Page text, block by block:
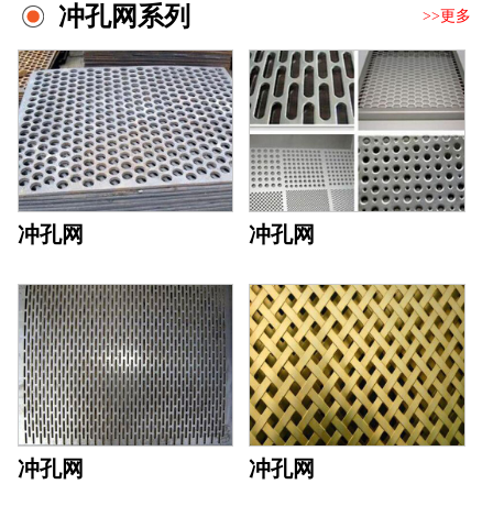
冲孔网系列 >>更多
冲孔网 冲孔网
冲孔网 冲孔网